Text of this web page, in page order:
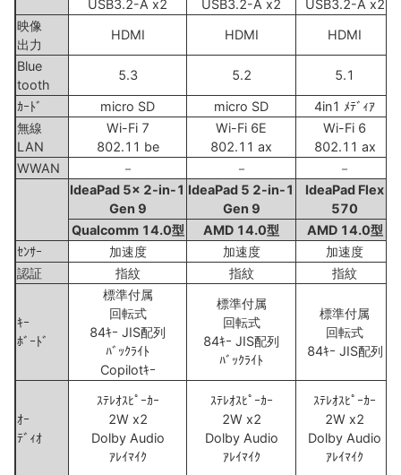
USB3.2-A x2
USB3.2-A x2
USB3.2-A x2
映像
出力
HDMI HDMI HDMI
Blue
tooth
5.3 5.2 5.1
ｶｰﾄﾞ micro SD micro SD
4in1 ﾒﾃﾞｨｱ
無線
LAN
Wi-Fi 7
802.11 be
Wi-Fi 6E
802.11 ax
Wi-Fi 6
802.11 ax
WWAN
－ －
－
IdeaPad 5x 2-in-1
Gen 9
IdeaPad 5 2-in-1
Gen 9
IdeaPad Flex
570
Qualcomm 14.0型 AMD 14.0型
AMD 14.0型
ｾﾝｻｰ
加速度 加速度
加速度
認証
指紋 指紋 指紋
ｷｰ
ﾎﾞｰﾄﾞ
標準付属
回転式
84ｷｰ JIS配列
ﾊﾞｯｸﾗｲﾄ
Copilotｷｰ
標準付属
回転式
84ｷｰ JIS配列
ﾊﾞｯｸﾗｲﾄ
標準付属
回転式
84ｷｰ JIS配列
ｵｰ
ﾃﾞｨｵ
ｽﾃﾚｵｽﾋﾟｰｶｰ
2W x2
Dolby Audio
ｱﾚｲﾏｲｸ
ｽﾃﾚｵｽﾋﾟｰｶｰ
2W x2
Dolby Audio
ｱﾚｲﾏｲｸ
ｽﾃﾚｵｽﾋﾟｰｶｰ
2W x2
Dolby Audio
ｱﾚｲﾏｲｸ